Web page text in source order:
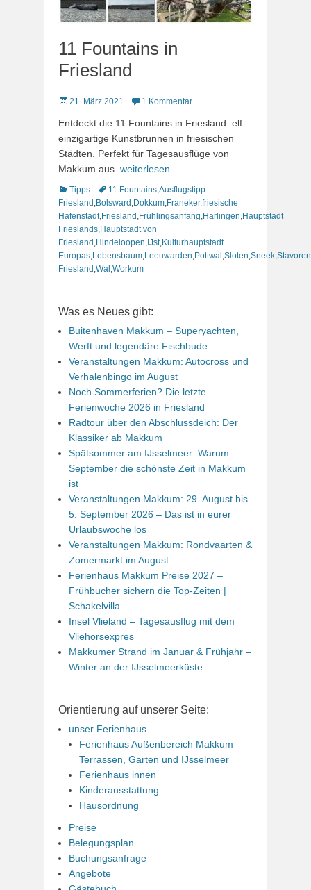
11 Fountains in
Friesland
Veröffentlicht
21. März 2021 1 Kommentar
Entdeckt die 11 Fountains in Friesland: elf
einzigartige Kunstbrunnen in friesischen
Städten. Perfekt für Tagesausflüge von
Makkum aus. weiterlesen…
Kategorien
Tipps Schlagworte
11 Fountains,Ausflugstipp
Friesland ,Bolsward ,Dokkum,Franeker,friesische
Hafenstadt,Friesland ,Frühlingsanfang,Harlingen,Hauptstadt
Frieslands,Hauptstadt von
Friesland ,Hindeloopen, IJst,Kulturhauptstadt
Europas,Lebensbaum,Leeuwarden,Pottwal ,Sloten,Sneek,Stavoren
Friesland ,Wal ,Workum
Was es Neues gibt:
Buitenhaven Makkum – Superyachten,
Werft und legendäre Fischbude
Veranstaltungen Makkum: Autocross und
Verhalenbingo im August
Noch Sommerferien? Die letzte
Ferienwoche 2026 in Friesland
Radtour über den Abschlussdeich: Der
Klassiker ab Makkum
Spätsommer am IJsselmeer: Warum
September die schönste Zeit in Makkum
ist
Veranstaltungen Makkum: 29. August bis
5. September 2026 – Das ist in eurer
Urlaubswoche los
Veranstaltungen Makkum: Rondvaarten &
Zomermarkt im August
Ferienhaus Makkum Preise 2027 –
Frühbucher sichern die Top-Zeiten |
Schakelvilla
Insel Vlieland – Tagesausflug mit dem
Vliehorsexpres
Makkumer Strand im Januar & Frühjahr –
Winter an der IJsselmeerküste
Orientierung auf unserer Seite:
unser Ferienhaus
Ferienhaus Außenbereich Makkum –
Terrassen, Garten und IJsselmeer
Ferienhaus innen
Kinderausstattung
Hausordnung
Preise
Belegungsplan
Buchungsanfrage
Angebote